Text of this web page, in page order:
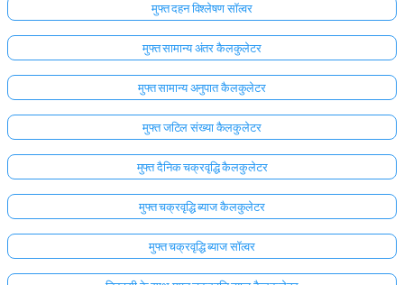
मुफ्त दहन विश्लेषण सॉल्वर
मुफ्त सामान्य अंतर कैलकुलेटर
मुफ्त सामान्य अनुपात कैलकुलेटर
मुफ्त जटिल संख्या कैलकुलेटर
मुफ्त दैनिक चक्रवृद्धि कैलकुलेटर
मुफ्त चक्रवृद्धि ब्याज कैलकुलेटर
मुफ्त चक्रवृद्धि ब्याज सॉल्वर